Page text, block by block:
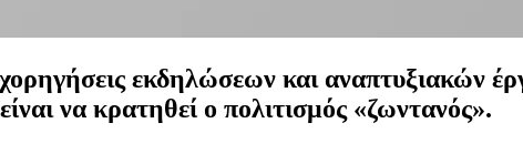
εκδηλώσεων και αναπτυξιακών
να κρατηθεί ο πολιτισμός «ζωντανός».